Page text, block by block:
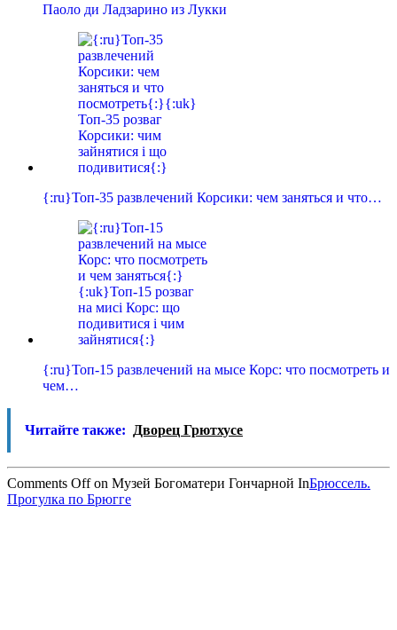
Паоло ди Ладзарино из Лукки
{:ru}Топ-35 развлечений Корсики: чем заняться и что…
{:ru}Топ-15 развлечений на мысе Корс: что посмотреть и
чем…
Читайте также: Дворец Грютхусе
Comments Offon Музей Богоматери Гончарной InБрюссель.
Прогулка по Брюгге